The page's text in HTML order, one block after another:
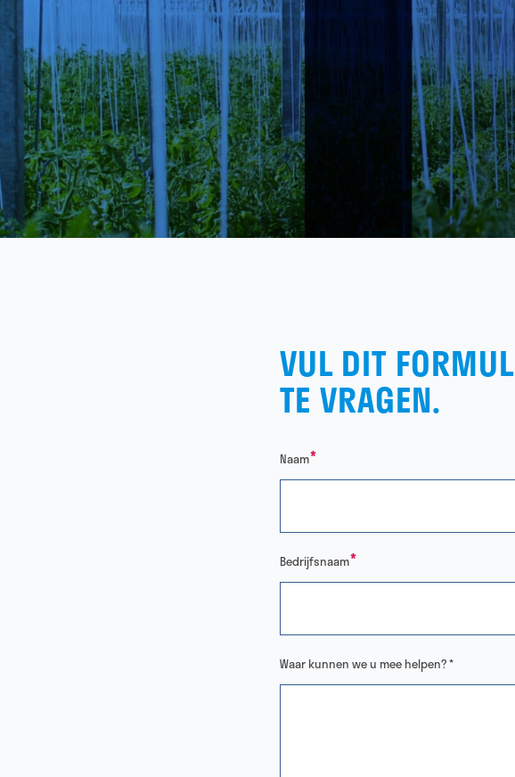
VUL DIT
TE VRAGEN.
Naam*
Bedrijfsnaam*
Waar kunnen we u mee helpen? *